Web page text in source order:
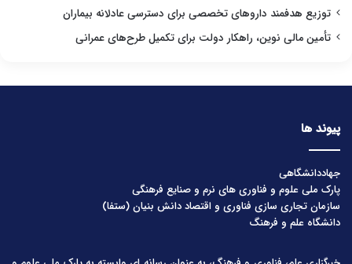
توزیع هدفمند داروهای تخصصی برای دسترسی عادلانه بیماران
تأمین مالی نوین، راهکار دولت برای تکمیل طرح‌های عمرانی
پیوند ها
جهاددانشگاهی
پارک ملی علوم و فناوری های نرم و صنایع فرهنگی
سازمان تجاری سازی فناوری و اقتصاد دانش بنیان (ستفا)
دانشگاه علم و فرهنگ